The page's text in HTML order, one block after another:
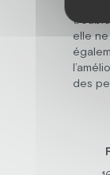
elle
des